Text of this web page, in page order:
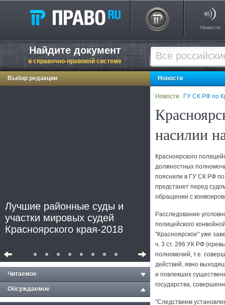
Новости
Найдите документ
в справочно-правовой системе
Выбор редакции
Лучшие районные суды и
участки мировых судей
Красноярского края-2018
Читаемое
Обсуждаемое
Новости
Новости ГУ СК РФ по
насилии
Красноярского
должностных
пояснили в ГУ СК РФ
предстанет перед
обращении с
Расследование
полицейского
"Красноярское" уже
ч. 3 ст. 286 УК РФ
полномочий, т.е.
действий, явно
и повлекших
государства,
"Следствием